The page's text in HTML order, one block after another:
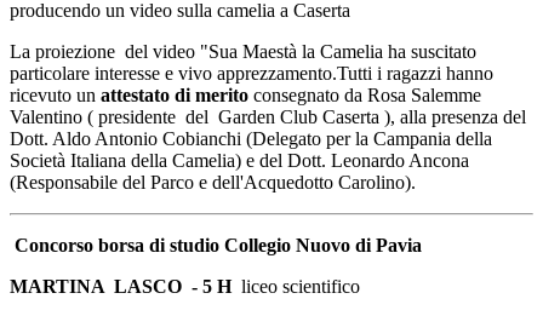
producendo un video sulla camelia a Caserta
La proiezione del video "Sua Maestà la Camelia ha suscitato
particolare interesse e vivo apprezzamento.Tutti i ragazzi hanno
ricevuto un attestato di merito consegnato da Rosa Salemme
Valentino ( presidente del Garden Club Caserta ), alla presenza del
Dott. Aldo Antonio Cobianchi (Delegato per la Campania della
Società Italiana della Camelia) e del Dott. Leonardo Ancona
(Responsabile del Parco e dell'Acquedotto Carolino).
Concorso borsa di studio Collegio Nuovo di Pavia
MARTINA LASCO - 5 Hliceo scientifico